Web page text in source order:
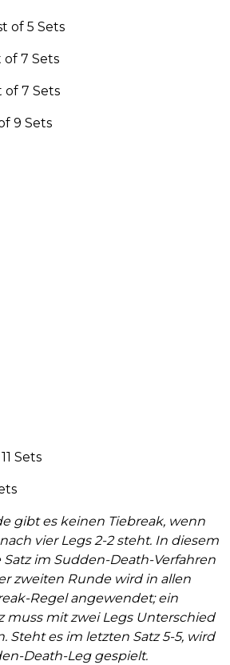
of 5 Sets
7 Sets
of 7 Sets
9 Sets
Sets
gibt es keinen Tiebreak, wenn
vier Legs 2-2 steht. In diesem
im Sudden-Death-Verfahren
zweiten Runde wird in allen
Regel angewendet; ein
muss mit zwei Legs Unterschied
Steht es im letzten Satz 5-5, wird
Death-Leg gespielt.